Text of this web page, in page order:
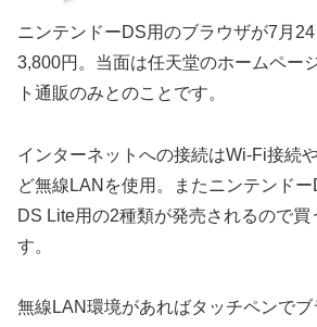
ニンテンドーDS用のブラウザが7月
3,800円。当面は任天堂のホームペー
ト通販のみとのことです。
インターネットへの接続はWi-Fi接続
ど無線LANを使用。またニンテンド
DS Lite用の2種類が発売されるので
す。
無線LAN環境があればタッチペンで